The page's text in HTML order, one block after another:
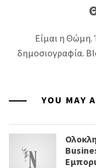
Είμαι η Θώμη.
δημοσιογραφία.
YOU MAY